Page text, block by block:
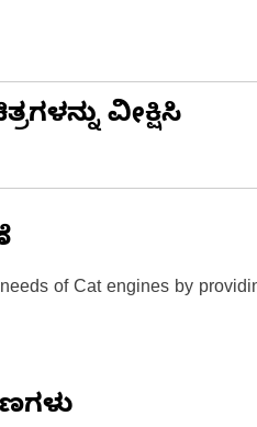
ವೀಕ್ಷಿಸಿ
of Cat engines by